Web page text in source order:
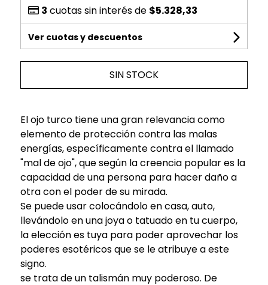
3 cuotas sin interés de $5.328,33
Ver cuotas y descuentos
SIN STOCK
El ojo turco tiene una gran relevancia como
elemento de protección contra las malas
energías, específicamente contra el llamado
"mal de ojo", que según la creencia popular es la
capacidad de una persona para hacer daño a
otra con el poder de su mirada.
Se puede usar colocándolo en casa, auto,
llevándolo en una joya o tatuado en tu cuerpo,
la elección es tuya para poder aprovechar los
poderes esotéricos que se le atribuye a este
signo.
se trata de un talismán muy poderoso. De